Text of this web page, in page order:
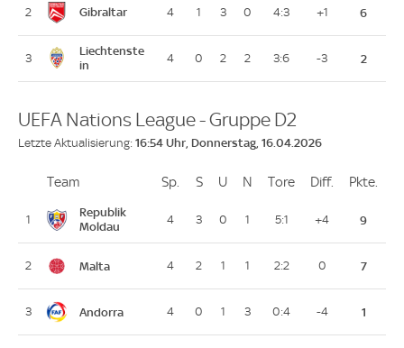
2 Gibraltar 4 1 3 0 4:3 +1 6
3
Liechtenste
in
4 0 2 2 3:6 -3 2
UEFA Nations League - Gruppe D2
Letzte Aktualisierung: 16:54 Uhr, Donnerstag, 16.04.2026
PlatzTeam Sp. Spiele
SSiege
U Unentschieden
N Niederlagen
Tore ToreDiff. Differenz
Pkte.
1
Republik
Moldau
4 3 0 1 5:1 +4 9
2 Malta 4 2 1 1 2:2 0 7
3 Andorra 4 0 1 3 0:4 -4 1